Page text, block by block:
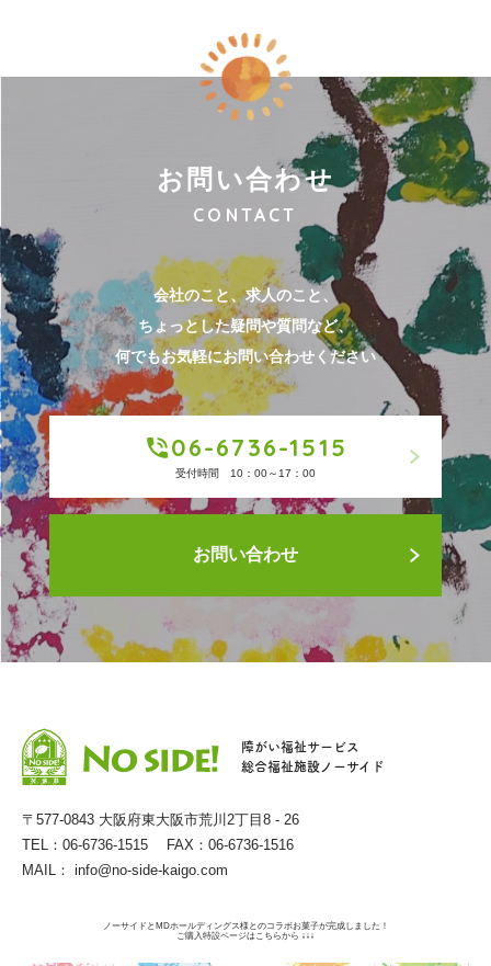
お問い合わせ
CONTACT
会社のこと、求人のこと、
ちょっとした疑問や質問など、
何でもお気軽にお問い合わせください
06-6736-1515
受付時間 10：00～17：00
お問い合わせ
障がい福祉サービス
総合福祉施設ノーサイド
〒577-0843 大阪府東大阪市荒川2丁目8 - 26
TEL：06-6736-1515 FAX：06-6736-1516
MAIL： info@no-side-kaigo.com
ノーサイドとMDホールディングス様とのコラボお菓子が完成しました！
ご購入特設ページはこちらから ↓↓↓